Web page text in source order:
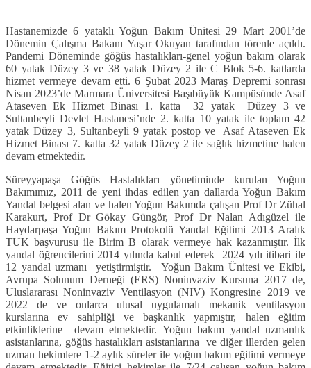
Hastanemizde 6 yataklı Yoğun Bakım Ünitesi 29 Mart 2001 ’de
Dönemin Çalışma Bakanı Yaşar Okuyan tarafından törenle açıldı.
Pandemi Döneminde göğüs hastalıkları-genel yoğun bakım olarak
60 yatak Düzey 3 ve 38 yatak Düzey 2 ile C Blok 5-6. katlarda
hizmet vermeye devam etti. 6 Şubat 2023 Maraş Depremi sonrası
Nisan 2023’de Marmara Üniversitesi Başıbüyük Kampüsünde Asaf
Ataseven Ek Hizmet Binası 1. katta 32 yatak Düzey 3 ve
Sultanbeyli Devlet Hastanesi’nde 2. katta 10 yatak ile toplam 42
yatak Düzey 3, Sultanbeyli 9 yatak postop ve Asaf Ataseven Ek
Hizmet Binası 7. katta 32 yatak Düzey 2 ile sağlık hizmetine halen
devam etmektedir.
Süreyyapaşa Göğüs Hastalıkları yönetiminde kurulan Yoğun
Bakımımız, 2011 de yeni ihdas edilen yan dallarda Yoğun Bakım
Yandal belgesi alan ve halen Yoğun Bakımda çalışan Prof Dr Zühal
Karakurt, Prof Dr Gökay Güngör, Prof Dr Nalan Adıgüzel ile
Haydarpaşa Yoğun Bakım Protokolü Yandal Eğitimi 2013 Aralık
TUK başvurusu ile Birim B olarak vermeye hak kazanmıştır. İlk
yandal öğrencilerini 2014 yılında kabul ederek 2024 yılı itibari ile
12 yandal uzmanı yetiştirmiştir. Yoğun Bakım Ünitesi ve Ekibi,
Avrupa Solunum Derneği (ERS) Noninvaziv Kursuna 2017 de,
Uluslararası Noninvaziv Ventilasyon (NIV) Kongresine 2019 ve
2022 de ve onlarca ulusal uygulamalı mekanik ventilasyon
kurslarına ev sahipliği ve başkanlık yapmıştır, halen eğitim
etkinliklerine devam etmektedir. Yoğun bakım yandal uzmanlık
asistanlarına, göğüs hastalıkları asistanlarına ve diğer illerden gelen
uzman hekimlere 1-2 aylık süreler ile yoğun bakım eğitimi vermeye